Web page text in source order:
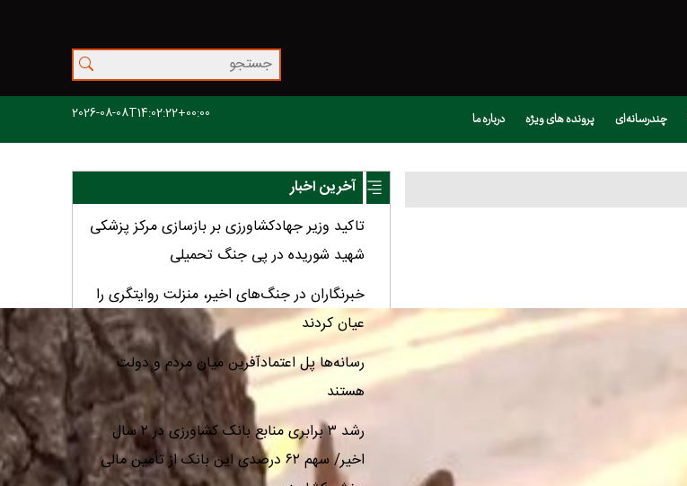
چندرسانه‌ای پرونده های ویژه درباره ما 2026-08-08T14:02:22+00:00
آخرین اخبار
تاکید وزیر جهادکشاورزی بر بازسازی مرکز پزشکی
شهید شوریده در پی جنگ تحمیلی
خبرنگاران در جنگ‌های اخیر، منزلت روایتگری را
عیان کردند
رسانه‌ها پل اعتمادآفرین میان مردم و دولت
هستند
رشد ۳ برابری منابع بانک کشاورزی در ۲ سال
اخیر/ سهم ۶۲ درصدی این بانک از تأمین مالی